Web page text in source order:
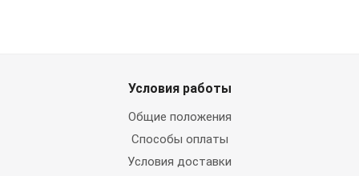
Условия работы
Общие положения
Способы оплаты
Условия доставки